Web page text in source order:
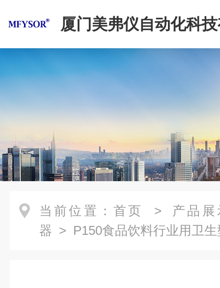
厦门美弗仪自动化科
司
当前位置： 首页 > 产品展
器 > P150食品饮料行业用卫